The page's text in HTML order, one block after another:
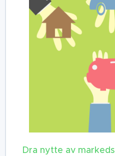
Dra nytte av